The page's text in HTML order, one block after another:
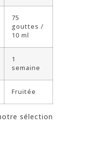
75
gouttes /
10 ml
1
semaine
Fruitée
sélection